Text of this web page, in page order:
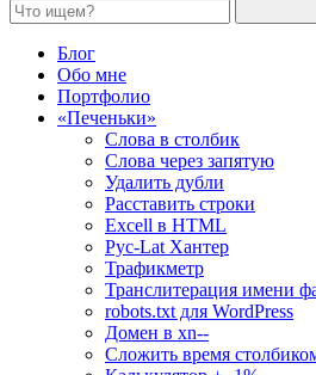
Блог
Обо мне
Портфолио
«Печеньки»
Слова в столбик
Слова через запятую
Удалить дубли
Расставить строки
Excell в HTML
Рус-Lat Хантер
Трафикметр
Транслитерация имени
robots.txt для WordPress
Домен в xn--
Сложить время